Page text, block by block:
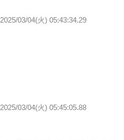
2025/03/04(火) 05:43:34.29
2025/03/04(火) 05:45:05.88